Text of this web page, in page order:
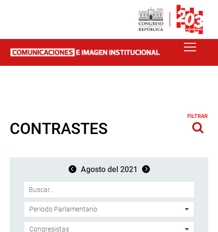
CONTRASTES
FILTRAR
Agosto del 2021